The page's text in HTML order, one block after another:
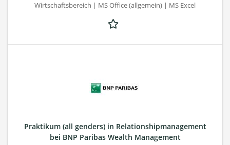
Wirtschaftsbereich | MS Office (allgemein) | MS Excel
Praktikum (all genders) in Relationshipmanagement
bei BNP Paribas Wealth Management